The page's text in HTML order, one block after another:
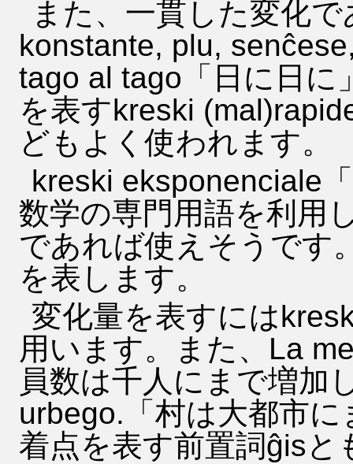
また、一貫した変化
konstante, plu,
tago al tago「日に日に
を表すkreski
どもよく使われます。
kreski eksponenciale
数学の専門用語を利用
であれば使えそうです
を表します。
変化量を表すには
用います。また、La
員数は千人にまで増加
urbego.「村は大都市
着点を表す前置詞ĝis